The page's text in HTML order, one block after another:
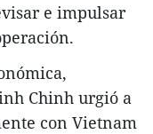
e impulsar
Chinh urgió a
con Vietnam